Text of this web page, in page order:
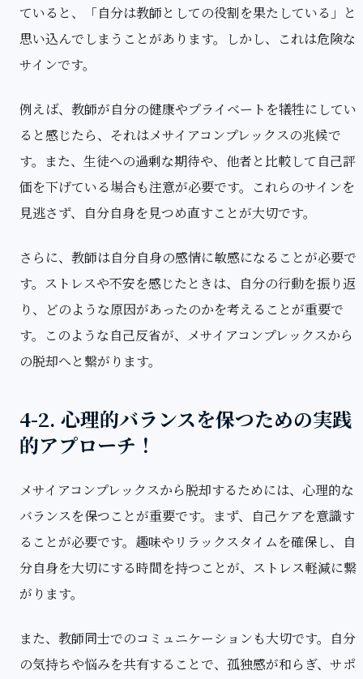
ていると、「自分は教師としての役割を果たしている」と
思い込んでしまうことがあります。しかし、これは危険な
サインです。
例えば、教師が自分の健康やプライベートを犠牲にしてい
ると感じたら、それはメサイアコンプレックスの兆候で
す。また、生徒への過剰な期待や、他者と比較して自己評
価を下げている場合も注意が必要です。これらのサインを
見逃さず、自分自身を見つめ直すことが大切です。
さらに、教師は自分自身の感情に敏感になることが必要で
す。ストレスや不安を感じたときは、自分の行動を振り返
り、どのような原因があったのかを考えることが重要で
す。このような自己反省が、メサイアコンプレックスから
の脱却へと繋がります。
4-2. 心理的バランスを保つための実践
的アプローチ！
メサイアコンプレックスから脱却するためには、心理的な
バランスを保つことが重要です。まず、自己ケアを意識す
ることが必要です。趣味やリラックスタイムを確保し、自
分自身を大切にする時間を持つことが、ストレス軽減に繋
がります。
また、教師同士でのコミュニケーションも大切です。自分
の気持ちや悩みを共有することで、孤独感が和らぎ、サポ